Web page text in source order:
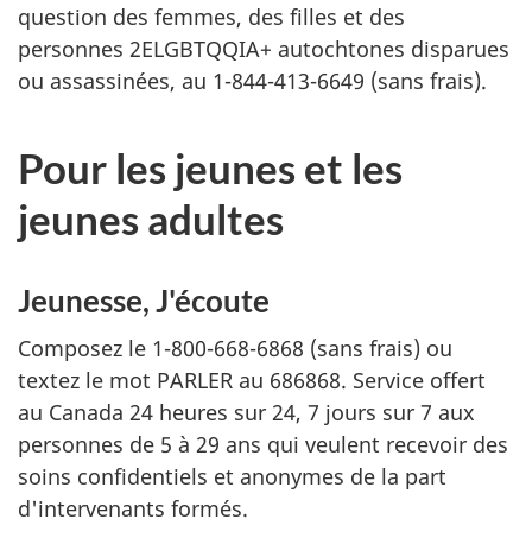
question des femmes, des filles et des
personnes 2ELGBTQQIA+ autochtones disparues
ou assassinées, au 1-844-413-6649 (sans frais).
Pour les jeunes et les
jeunes adultes
Jeunesse, J'écoute
Composez le 1-800-668-6868 (sans frais) ou
textez le mot PARLER au 686868. Service offert
au Canada 24 heures sur 24, 7 jours sur 7 aux
personnes de 5 à 29 ans qui veulent recevoir des
soins confidentiels et anonymes de la part
d'intervenants formés.